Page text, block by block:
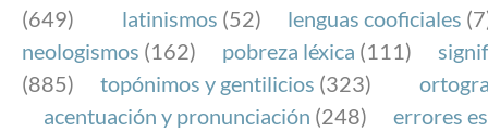
(649)
latinismos (52) lenguas cooficiales
neologismos (162) pobreza léxica (111)
(885)
topónimos y gentilicios (323)
acentuación y pronunciación (248)
errores